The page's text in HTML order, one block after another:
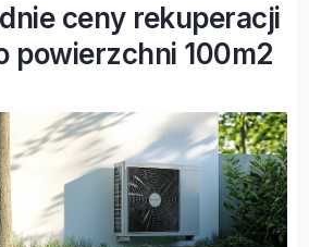
ceny rekuperacji
powierzchni 100m2